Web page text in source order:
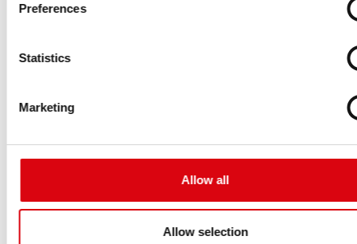
Preferences
Statistics
Marketing
Allow all
Allow selection